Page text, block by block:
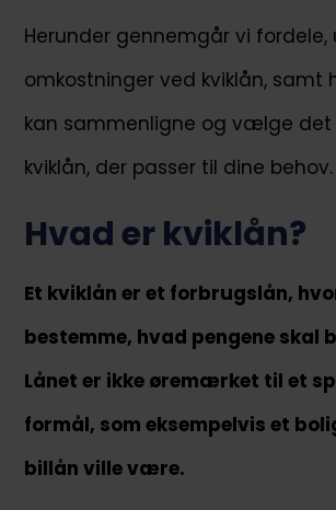
Herunder gennemgår vi fordele,
omkostninger ved kviklån, samt
kan sammenligne og vælge det
kviklån, der passer til dine behov.
Hvad er kviklån?
Et kviklån er et forbrugslån,
bestemme, hvad pengene skal
Lånet er ikke øremærket til et
formål, som eksempelvis et
billån ville være.